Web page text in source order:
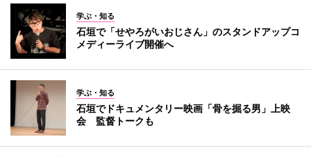
学ぶ・知る
石垣で「せやろがいおじさん」のスタンドアップコ
メディーライブ開催へ
学ぶ・知る
石垣でドキュメンタリー映画「骨を掘る男」上映
会 監督トークも